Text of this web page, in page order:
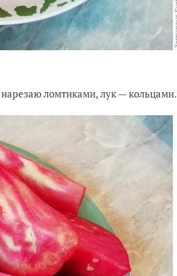
ломтиками, лук — кольцами.